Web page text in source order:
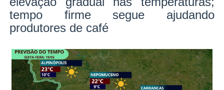
tempo firme segue ajudando
produtores de café